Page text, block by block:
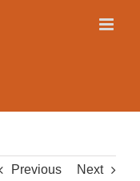
Previous Next